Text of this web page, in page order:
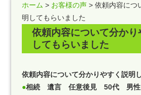
ホーム > お客様の声> 依頼内容につ
明してもらいました
依頼内容について分かり
してもらいました
依頼内容について分かりやすく説明
●相続 遺言 任意後見 50代 男性